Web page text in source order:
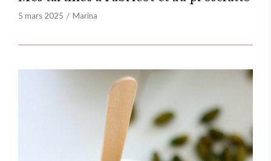
5 mars 2025 Marina